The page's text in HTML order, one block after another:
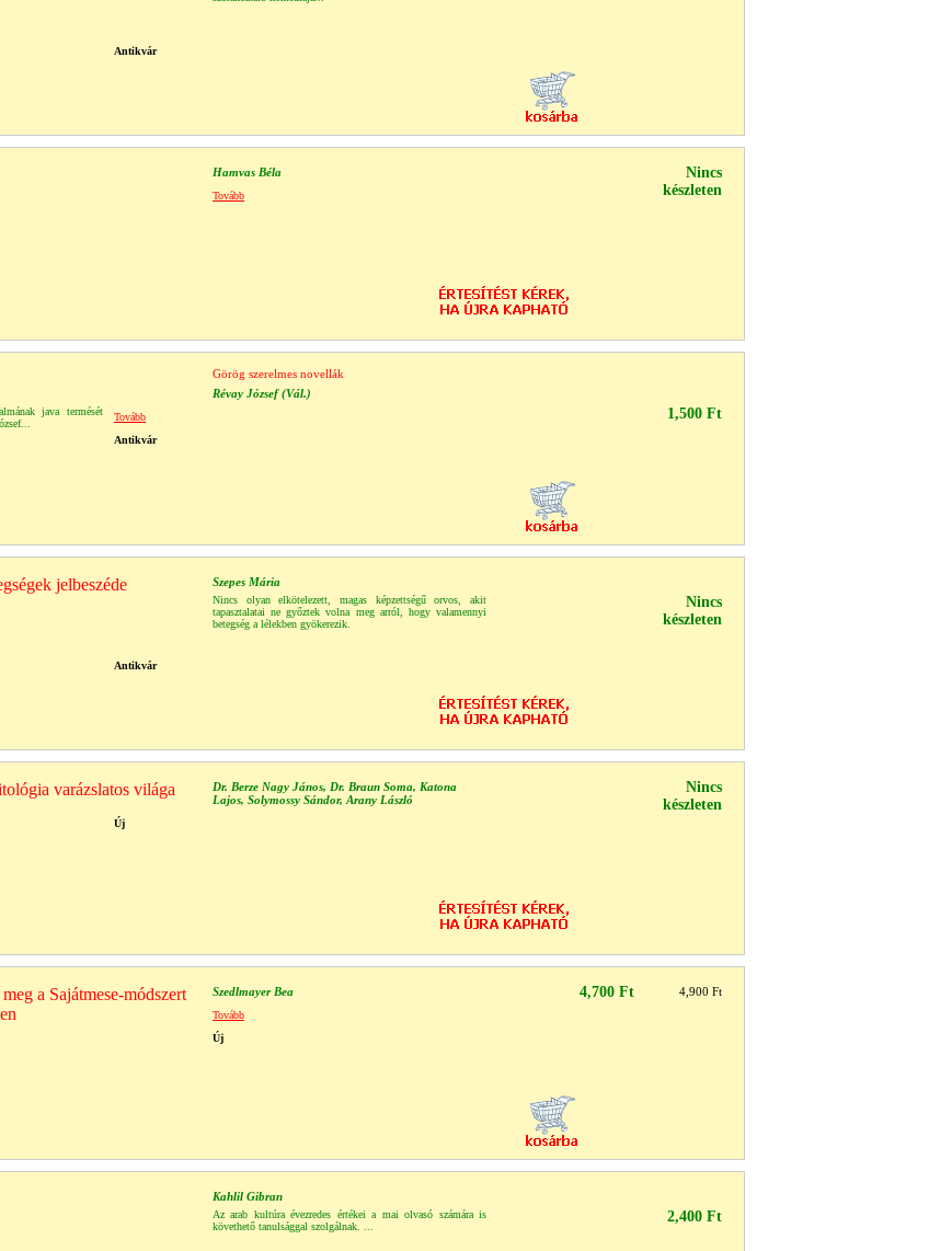
Antikvár
Hamvas Béla
Nincs
készleten
Tovább
Görög szerelmes novellák
Révay József (Vál.)
java termését
1,500 Ft
Tovább
Antikvár
jelbeszéde Szepes Mária
Nincs olyan elkötelezett, magas képzettségű orvos, akit
tapasztalatai ne győztek volna meg arról, hogy valamennyi
betegség a lélekben gyökerezik.
Nincs
készleten
Antikvár
varázslatos világa
Dr. Berze Nagy János, Dr. Braun Soma, Katona
Lajos, Solymossy Sándor, Arany László
Nincs
készleten
Új
a Sajátmese-módszert
Szedlmayer Bea 4,900 Ft
4,700 Ft
Tovább
Új
Kahlil Gibran
Az arab kultúra évezredes értékei a mai olvasó számára is
követhető tanulsággal szolgálnak. ...
2,400 Ft